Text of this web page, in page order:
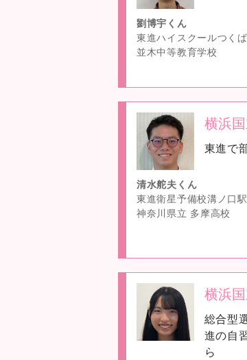
劉博宇くん
東進ハイスクールつく
並木中等教育学校
no
image
横浜
東進で
清水舵夫くん
東進衛星予備校溝ノ口
神奈川県立 多摩高校
no
image
横浜
総合型
進の自
ら